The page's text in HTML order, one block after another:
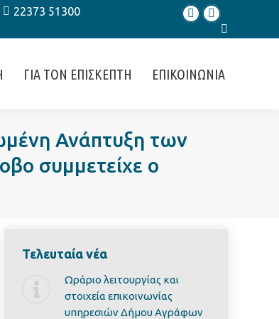
22373 51300
FacebookInstagram
Search:
ΓΙΑ ΤΟΝ ΕΠΙΣΚΕΠΤΗ ΕΠΙΚΟΙΝΩΝΙΑ
Ανάπτυξη των
συμμετείχε ο
Τελευταία νέα
Ωράριο λειτουργίας και
στοιχεία επικοινωνίας
υπηρεσιών Δήμου Αγράφων